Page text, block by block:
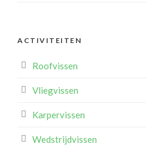
ACTIVITEITEN
Roofvissen
Vliegvissen
Karpervissen
Wedstrijdvissen